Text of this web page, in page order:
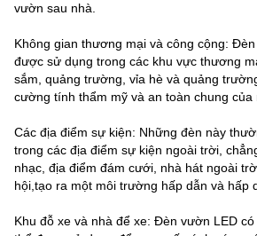
vườn sau nhà.
Không gian thương mại và công cộng:
được sử dụng trong các khu vực thương
sắm, quảng trường, vỉa hè và quảng
cường tính thẩm mỹ và an toàn chung của
Các địa điểm sự kiện: Những đèn này
trong các địa điểm sự kiện ngoài trời,
nhạc, địa điểm đám cưới, nhà hát ngoài
hội,tạo ra một môi trường hấp dẫn và hấp
Khu đỗ xe và nhà để xe: Đèn vườn LED